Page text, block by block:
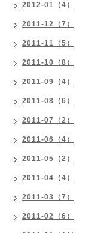
2012-01（4）
2011-12（7）
2011-11（5）
2011-10（8）
2011-09（4）
2011-08（6）
2011-07（2）
2011-06（4）
2011-05（2）
2011-04（4）
2011-03（7）
2011-02（6）